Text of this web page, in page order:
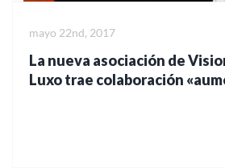
La nueva asociación de
Luxo trae colaboración
mayo 22nd, 2017